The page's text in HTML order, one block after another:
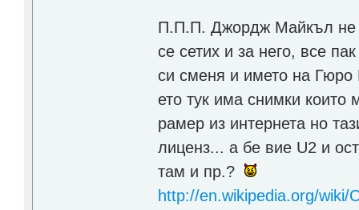
П.П.П. Джордж Майкъл не
се сетих и за него, все
си сменя и името на
ето тук има снимки
рамер из интернета но
лиценз... а бе вие U2 и
там и пр.?
http://en.wikipedia.org/wiki/